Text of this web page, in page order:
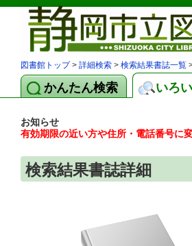
図書館トップ> 詳細検索 > 検索結果書誌一覧
かんたん検索 いろ
お知らせ
有効期限の近い方や住所・電話番号に
検索結果書誌詳細